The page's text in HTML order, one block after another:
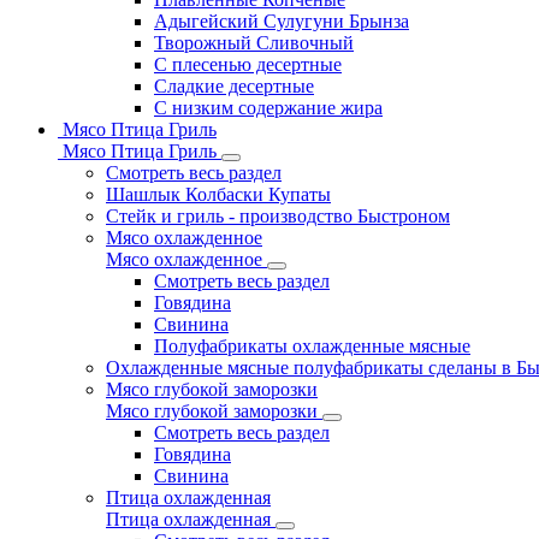
Адыгейский Сулугуни Брынза
Творожный Сливочный
С плесенью десертные
Сладкие десертные
С низким содержание жира
Мясо Птица Гриль
Мясо Птица Гриль
Смотреть весь раздел
Шашлык Колбаски Купаты
Стейк и гриль - производство Быстроном
Мясо охлажденное
Мясо охлажденное
Смотреть весь раздел
Говядина
Свинина
Полуфабрикаты охлажденные мясные
Охлажденные мясные полуфабрикаты сделаны в
Мясо глубокой заморозки
Мясо глубокой заморозки
Смотреть весь раздел
Говядина
Свинина
Птица охлажденная
Птица охлажденная